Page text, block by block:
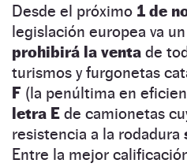
Desde el próximo 1 de
legislación europea va
prohibirá la venta de
turismos y furgonetas
F (la penúltima en
letra E de camionetas
resistencia a la rodadura
Entre la mejor